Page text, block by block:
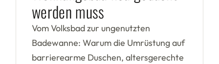
werden muss
Vom Volksbad zur ungenutzten
Badewanne: Warum die Umrüstung auf
barrierearme Duschen, altersgerechte